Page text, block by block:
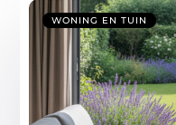
WONING EN TUIN